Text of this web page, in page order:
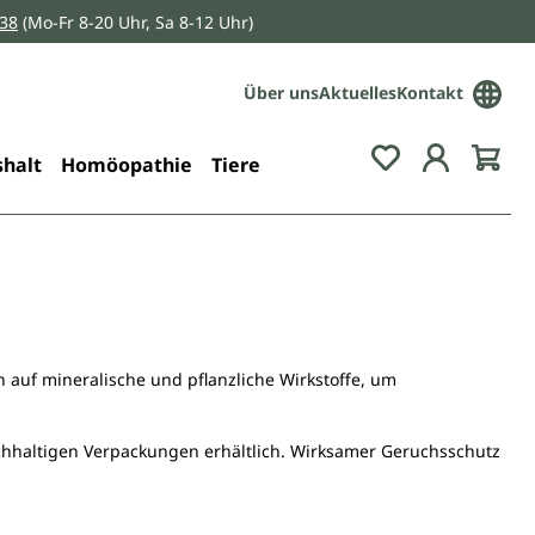
(Mo-Fr 8-20 Uhr, Sa 8-12 Uhr)
Über unsAktuellesKontakt
Homöopathie Tiere Du hast 0
auf mineralische und pflanzliche Wirkstoffe, um
Verpackungen erhältlich. Wirksamer Geruchsschutz